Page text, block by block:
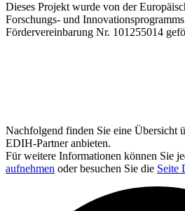
Dieses Projekt wurde von der
Forschungs- und
Fördervereinbarung Nr. 101255014
Nachfolgend finden Sie eine Übersicht
EDIH-Partner anbieten.
Für weitere Informationen können Sie
aufnehmen oder besuchen Sie die Seite